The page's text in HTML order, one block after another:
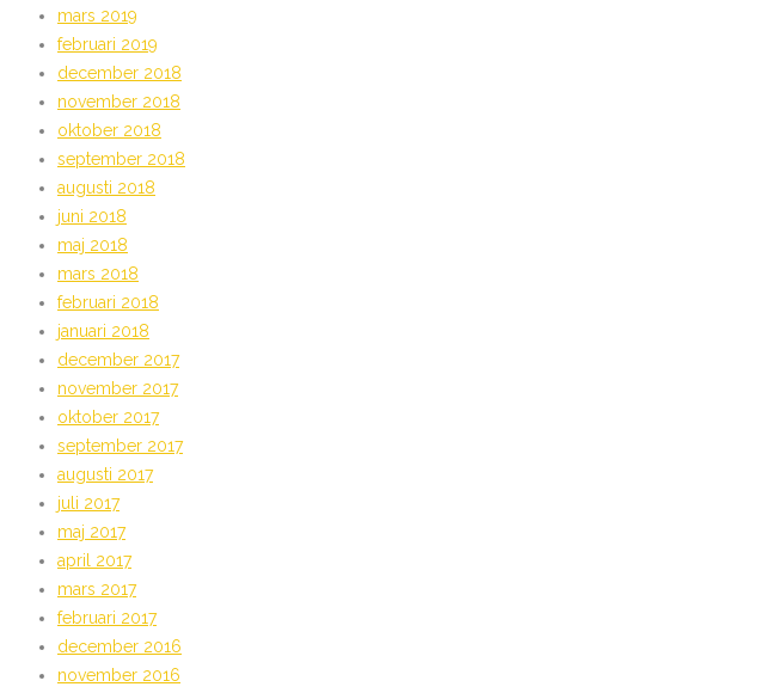
mars 2019
februari 2019
december 2018
november 2018
oktober 2018
september 2018
augusti 2018
juni 2018
maj 2018
mars 2018
februari 2018
januari 2018
december 2017
november 2017
oktober 2017
september 2017
augusti 2017
juli 2017
maj 2017
april 2017
mars 2017
februari 2017
december 2016
november 2016